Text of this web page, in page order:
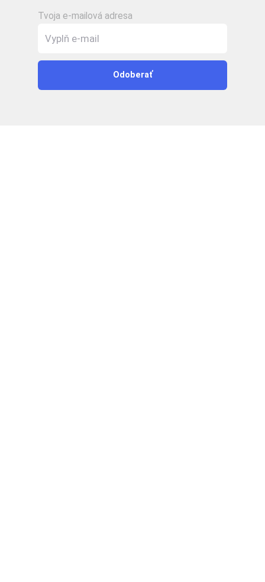
Tvoja e-mailová adresa
Odoberať